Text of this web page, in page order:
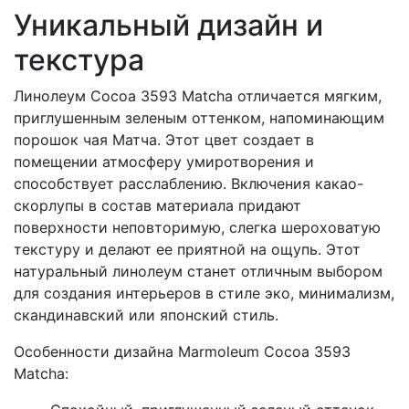
Уникальный дизайн и
текстура
Линолеум Cocoa 3593 Matcha отличается мягким,
приглушенным зеленым оттенком, напоминающим
порошок чая Матча. Этот цвет создает в
помещении атмосферу умиротворения и
способствует расслаблению. Включения какао-
скорлупы в состав материала придают
поверхности неповторимую, слегка шероховатую
текстуру и делают ее приятной на ощупь. Этот
натуральный линолеум станет отличным выбором
для создания интерьеров в стиле эко, минимализм,
скандинавский или японский стиль.
Особенности дизайна Marmoleum Cocoa 3593
Matcha: